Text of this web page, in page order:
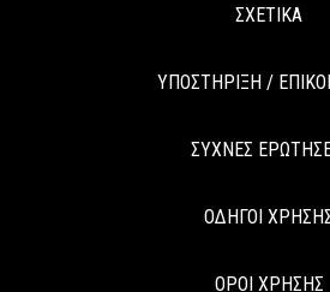
ΣΧΕΤΙΚΑ
ΥΠΟΣΤΗΡΙΞΗ /
ΣΥΧΝΕΣ
ΟΔΗΓΟΙ
ΟΡΟΙ ΧΡΗΣΗΣ